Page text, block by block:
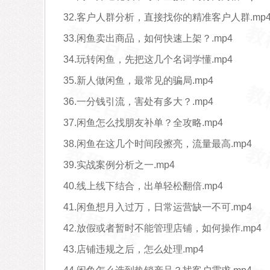
32.客户人群分析，直接找你的精准客户人群
33.闲鱼卖出商品，如何快速上架？.mp4
34.玩转闲鱼，先把这几个名词学懂.mp4
35.新人做闲鱼，最常见的骗局.mp4
36.一分钱引流，害处有多大？.mp4
37.闲鱼怎么找朋友补单？全攻略.mp4
38.闲鱼在这几个时间段擦亮，流量最高.mp4
39.实战案例分析之一.mp4
40.线上线下结合，出单轻松翻倍.mp4
41.闲鱼想月入过万，日常运营缺一不可.mp4
42.放假或者暂时不能管理店铺，如何操作.mp4
43.店铺违规之后，怎么处理.mp4